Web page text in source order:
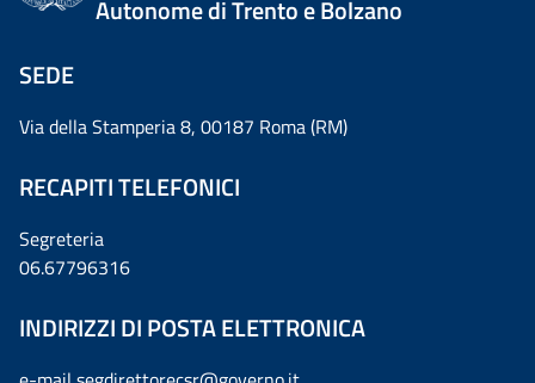
Autonome di Trento e Bolzano
SEDE
Via della Stamperia 8, 00187 Roma (RM)
RECAPITI TELEFONICI
Segreteria
06.67796316
INDIRIZZI DI POSTA ELETTRONICA